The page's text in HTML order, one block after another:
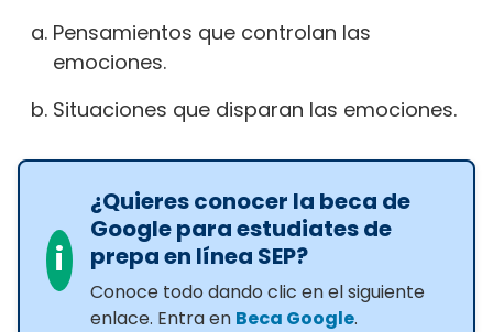
Pensamientos que controlan las
emociones.
Situaciones que disparan las emociones.
i
¿Quieres conocer la beca de
Google para estudiates de
prepa en línea SEP?
Conoce todo dando clic en el siguiente
enlace. Entra en Beca Google.